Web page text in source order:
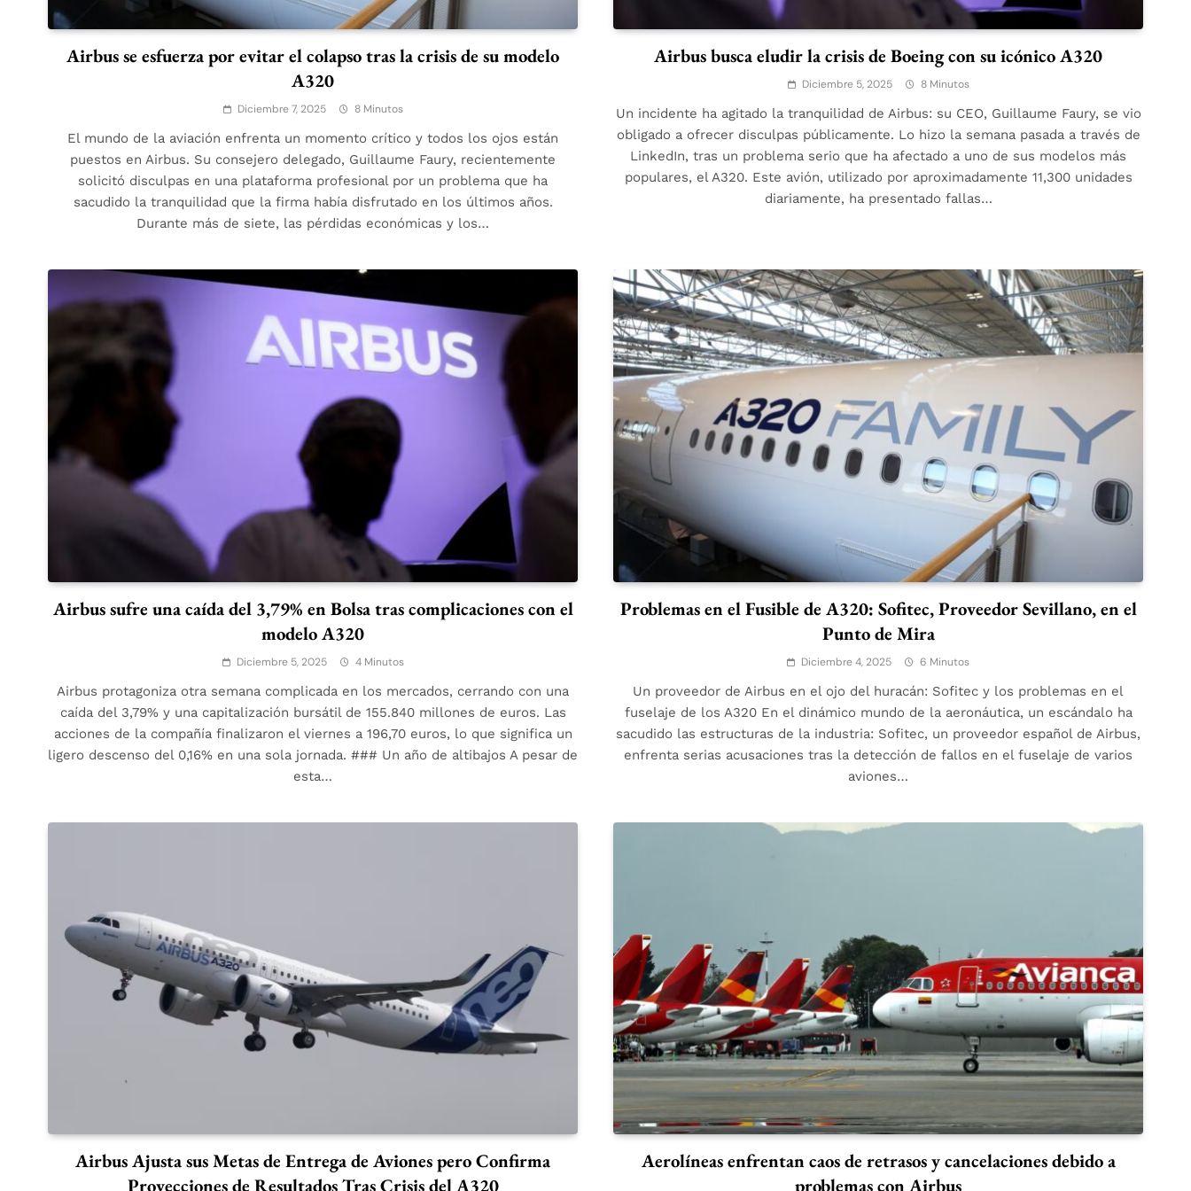
Airbus se esfuerza por evitar el colapso tras la crisis de su modelo
A320
Diciembre 7, 2025 8 Minutos
El mundo de la aviación enfrenta un momento crítico y todos los ojos están
puestos en Airbus. Su consejero delegado, Guillaume Faury, recientemente
solicitó disculpas en una plataforma profesional por un problema que ha
sacudido la tranquilidad que la firma había disfrutado en los últimos años.
Durante más de siete, las pérdidas económicas y los…
Airbus busca eludir la crisis de Boeing con su icónico A320
Diciembre 5, 2025 8 Minutos
Un incidente ha agitado la tranquilidad de Airbus: su CEO, Guillaume Faury, se vio
obligado a ofrecer disculpas públicamente. Lo hizo la semana pasada a través de
LinkedIn, tras un problema serio que ha afectado a uno de sus modelos más
populares, el A320. Este avión, utilizado por aproximadamente 11,300 unidades
diariamente, ha presentado fallas…
Airbus sufre una caída del 3,79% en Bolsa tras complicaciones con el
modelo A320
Diciembre 5, 2025 4 Minutos
Airbus protagoniza otra semana complicada en los mercados, cerrando con una
caída del 3,79% y una capitalización bursátil de 155.840 millones de euros. Las
acciones de la compañía finalizaron el viernes a 196,70 euros, lo que significa un
ligero descenso del 0,16% en una sola jornada. ### Un año de altibajos A pesar de
esta…
Problemas en el Fusible de A320: Sofitec, Proveedor Sevillano, en el
Punto de Mira
Diciembre 4, 2025 6 Minutos
Un proveedor de Airbus en el ojo del huracán: Sofitec y los problemas en el
fuselaje de los A320 En el dinámico mundo de la aeronáutica, un escándalo ha
sacudido las estructuras de la industria: Sofitec, un proveedor español de Airbus,
enfrenta serias acusaciones tras la detección de fallos en el fuselaje de varios
aviones…
Airbus Ajusta sus Metas de Entrega de Aviones pero Confirma
Proyecciones de Resultados Tras Crisis del A320
Aerolíneas enfrentan caos de retrasos y cancelaciones debido a
problemas con Airbus